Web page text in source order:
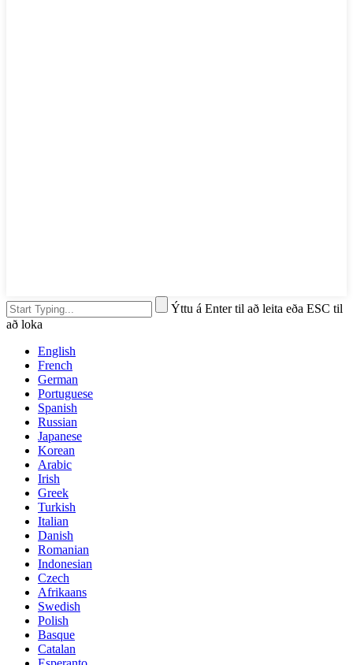
Ýttu á Enter til að leita eða ESC til
að loka
English
French
German
Portuguese
Spanish
Russian
Japanese
Korean
Arabic
Irish
Greek
Turkish
Italian
Danish
Romanian
Indonesian
Czech
Afrikaans
Swedish
Polish
Basque
Catalan